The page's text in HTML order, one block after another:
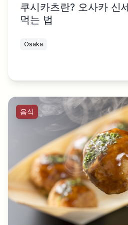
쿠시카츠란? 오사카 신
먹는 법
Osaka
음식